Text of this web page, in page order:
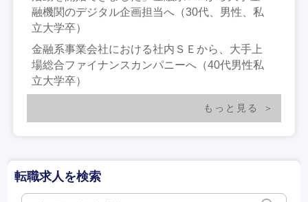
融機関のデジタル企画担当へ（30代、男性、私
立大学卒）
金融系事業会社における社内ＳＥから、大手上
場総合ファイナンスカンパニーへ（40代男性私
立大学卒）
もっと見る
転職求人を検索